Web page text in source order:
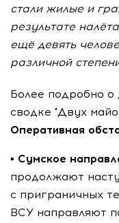
стали жилые и
результате
ещё девять
различной
Более подробно
сводке "Двух
Оперативная
▪️ Сумское
продолжают
с приграничных
ВСУ направляют